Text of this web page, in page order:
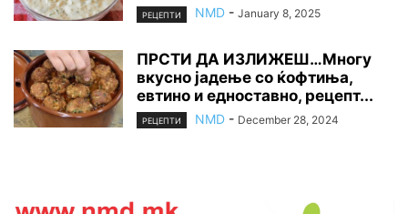
РЕЦЕПТИ NMD - January 8, 2025
ПРСТИ ДА ИЗЛИЖЕШ…Многу
вкусно јадење со ќофтиња,
евтино и едноставно, рецепт...
РЕЦЕПТИ NMD - December 28, 2024